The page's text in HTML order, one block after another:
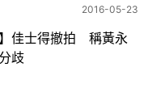
2016-05-23
】佳士得撤拍 稱黃永
歧